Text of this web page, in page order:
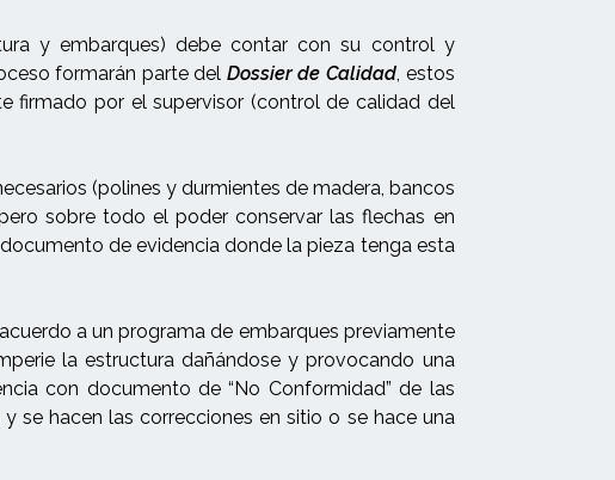
y embarques) debe contar con su control y
formarán parte del Dossier de Calidad, estos
firmado por el supervisor (control de calidad del
(polines y durmientes de madera, bancos
sobre todo el poder conservar las flechas en
de evidencia donde la pieza tenga esta
a un programa de embarques previamente
la estructura dañándose y provocando una
con documento de “No Conformidad” de las
se hacen las correcciones en sitio o se hace una